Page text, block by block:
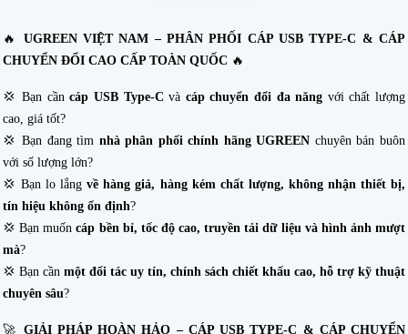
🔥 UGREEN VIỆT NAM – PHÂN PHỐI CÁP USB TYPE-C & CÁP
CHUYỂN ĐỔI CAO CẤP TOÀN QUỐC 🔥
💢 Bạn cầncáp USB Type-C và cáp chuyển đổi đa năng với chất lượng
cao, giá tốt?
💢 Bạn đang tìm nhà phân phối chính hãng UGREEN chuyên bán buôn
với số lượng lớn?
💢 Bạn lo lắngvề hàng giả, hàng kém chất lượng, không nhận thiết bị,
tín hiệu không ổn định?
💢 Bạn muốncáp bền bỉ, tốc độ cao, truyền tải dữ liệu và hình ảnh mượt
mà?
💢 Bạn cần một đối tác uy tín, chính sách chiết khấu cao, hỗ trợ kỹ thuật
chuyên sâu?
🚀 GIẢI PHÁP HOÀN HẢO – CÁP USB TYPE-C & CÁP CHUYỂN